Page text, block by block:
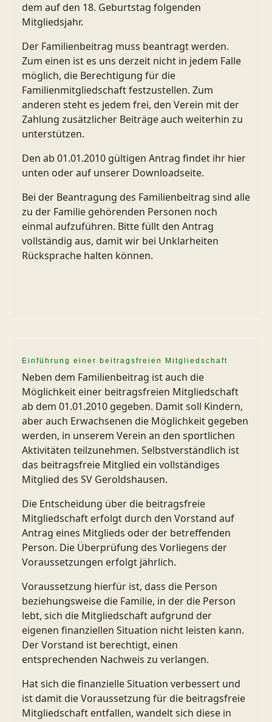
dem auf den 18. Geburtstag folgenden
Mitgliedsjahr.
Der Familienbeitrag muss beantragt werden.
Zum einen ist es uns derzeit nicht in jedem Falle
möglich, die Berechtigung für die
Familienmitgliedschaft festzustellen. Zum
anderen steht es jedem frei, den Verein mit der
Zahlung zusätzlicher Beiträge auch weiterhin zu
unterstützen.
Den ab 01.01.2010 gültigen Antrag findet ihr hier
unten oder auf unserer Downloadseite.
Bei der Beantragung des Familienbeitrag sind alle
zu der Familie gehörenden Personen noch
einmal aufzuführen. Bitte füllt den Antrag
vollständig aus, damit wir bei Unklarheiten
Rücksprache halten können.
Einführung einer beitragsfreien Mitgliedschaft
Neben dem Familienbeitrag ist auch die
Möglichkeit einer beitragsfreien Mitgliedschaft
ab dem 01.01.2010 gegeben. Damit soll Kindern,
aber auch Erwachsenen die Möglichkeit gegeben
werden, in unserem Verein an den sportlichen
Aktivitäten teilzunehmen. Selbstverständlich ist
das beitragsfreie Mitglied ein vollständiges
Mitglied des SV Geroldshausen.
Die Entscheidung über die beitragsfreie
Mitgliedschaft erfolgt durch den Vorstand auf
Antrag eines Mitglieds oder der betreffenden
Person. Die Überprüfung des Vorliegens der
Voraussetzungen erfolgt jährlich.
Voraussetzung hierfür ist, dass die Person
beziehungsweise die Familie, in der die Person
lebt, sich die Mitgliedschaft aufgrund der
eigenen finanziellen Situation nicht leisten kann.
Der Vorstand ist berechtigt, einen
entsprechenden Nachweis zu verlangen.
Hat sich die finanzielle Situation verbessert und
ist damit die Voraussetzung für die beitragsfreie
Mitgliedschaft entfallen, wandelt sich diese in